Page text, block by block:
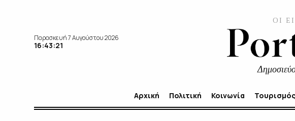
Παρασκευή 7 Αυγούστου 2026
16:43:23
ΟΙ
Αρχική Πολιτική Κοινωνία Τουρισμός